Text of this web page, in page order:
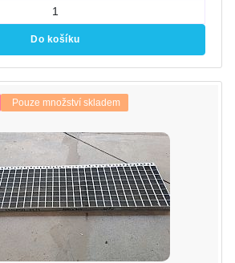
Do košíku
Pouze množství skladem